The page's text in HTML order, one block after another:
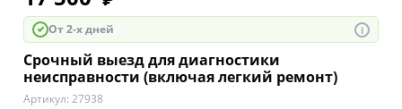
От 2-х дней i
Срочный выезд для диагностики
неисправности (включая легкий ремонт)
Артикул: 27938